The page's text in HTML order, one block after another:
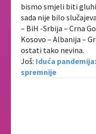
bismo smjeli biti
sada nije bilo
– BiH -Srbija – Crna
Kosovo – Albanija –
ostati tako nevina.
Još: Iduća
spremnije